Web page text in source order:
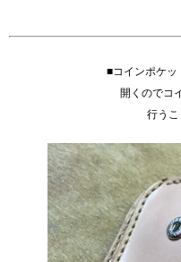
■コインポケッ
開くのでコ
行うこ